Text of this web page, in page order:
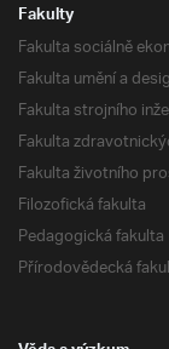
Fakulty
Fakulta sociálně
Fakulta umění a
Fakulta strojního
Fakulta
Fakulta životního
Filozofická fakulta
Pedagogická fakulta
Přírodovědecká